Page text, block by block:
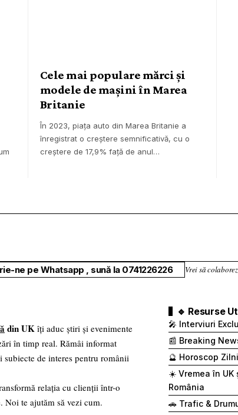
Cele mai populare mărci și
modele de mașini în Marea
Britanie
În 2023, piața auto din Marea Britanie a
înregistrat o creștere semnificativă, cu o
creștere de 17,9% față de anul…
ne pe Whatsapp , sună la 0741226226 Vrei să
din UK îți aduc știri și evenimente
în timp real. Rămâi informat
de interes pentru românii
relația cu clienții într-o
Noi te ajutăm să vezi cum.
🔹 Resurse
🎤 Interviuri
📰 Breaking
🔮 Horoscop
☀️ Vremea în UK
România
🚗 Trafic &